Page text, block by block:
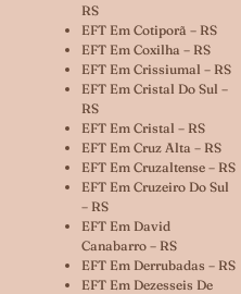
RS
EFT Em Cotiporã – RS
EFT Em Coxilha – RS
EFT Em Crissiumal – RS
EFT Em Cristal Do Sul –
RS
EFT Em Cristal – RS
EFT Em Cruz Alta – RS
EFT Em Cruzaltense – RS
EFT Em Cruzeiro Do Sul
– RS
EFT Em David
Canabarro – RS
EFT Em Derrubadas – RS
EFT Em Dezesseis De